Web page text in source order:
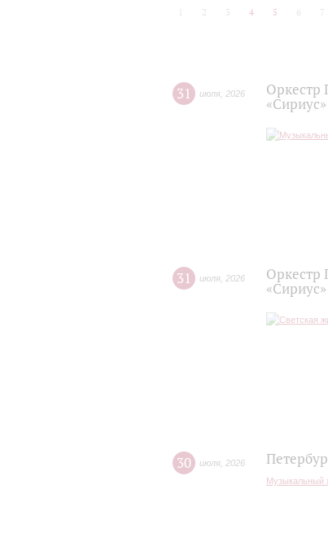
2 3 4 5 6 7
31 июля 2026
Оркестр
«Сириус»
31 июля 2026
Оркестр
«Сириус»
30 июля 2026
Музыкальный